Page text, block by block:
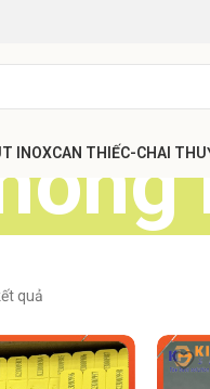
INOXCAN THIẾC-CHAI
quả